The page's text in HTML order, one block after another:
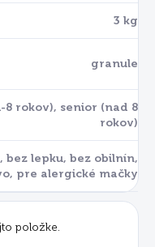
3 kg
granule
8 rokov), senior (nad 8
rokov)
bez lepku, bez obilnín,
pre alergické mačky
položke.